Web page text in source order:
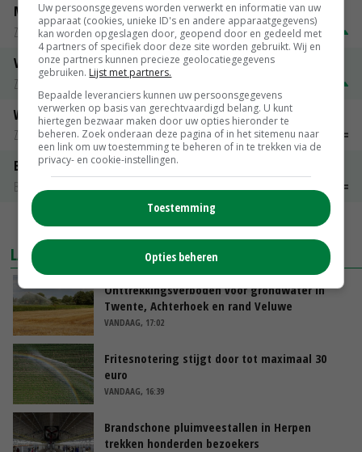
Magere melkpoeder
Zuivel weekprijzen
€ 269,00 € 7,00
Volle melkpoeder
Zuivel weekprijzen
Weipoeder
Zuivel weekprijzen
€ 134,00
€ 0,00
Boeren Gouda 12 kg
Boerenkaas
€ 6,05 € 0,00
MEER MARKTPRIJZEN
LAATSTE NIEUWS
Onttrekkingsverboden voor grondwater in
Twente, Achterhoek en rand Veluwe
VANDAAG, 17:02
Fritesnotering stijgt door tot maximaal 30
euro
VANDAAG, 16:39
Brandschone pluimveestallen in Herpen
trekken honderden bezoekers
Uw persoonsgegevens worden verwerkt en informatie van uw
apparaat (cookies, unieke ID's en andere apparaatgegevens)
kan worden opgeslagen door, geopend door en gedeeld met
4 partners of specifiek door deze site worden gebruikt. Wij en
onze partners kunnen precieze geolocatiegegevens
gebruiken. Lijst met partners.
Bepaalde leveranciers kunnen uw persoonsgegevens
verwerken op basis van gerechtvaardigd belang. U kunt
hiertegen bezwaar maken door uw opties hieronder te
beheren. Zoek onderaan deze pagina of in het sitemenu naar
een link om uw toestemming te beheren of in te trekken via de
privacy- en cookie-instellingen.
Toestemming
Opties beheren